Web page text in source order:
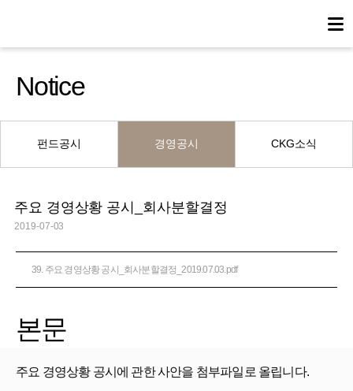
Notice
펀드공시 경영공시 CKG소식
주요 경영상황 공시_회사분할결정
2019-07-03
39. 주요 경영상황 공시_회사분할결정_2019.07.03.pdf
본문
주요 경영상황 공시에 관한 사안을 첨부파일로 올립니다.